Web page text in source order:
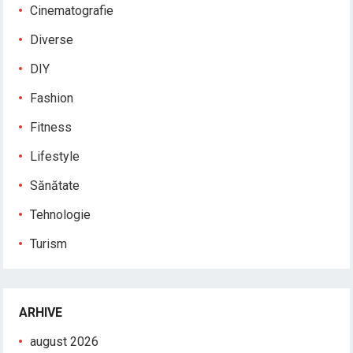
Cinematografie
Diverse
DIY
Fashion
Fitness
Lifestyle
Sănătate
Tehnologie
Turism
ARHIVE
august 2026